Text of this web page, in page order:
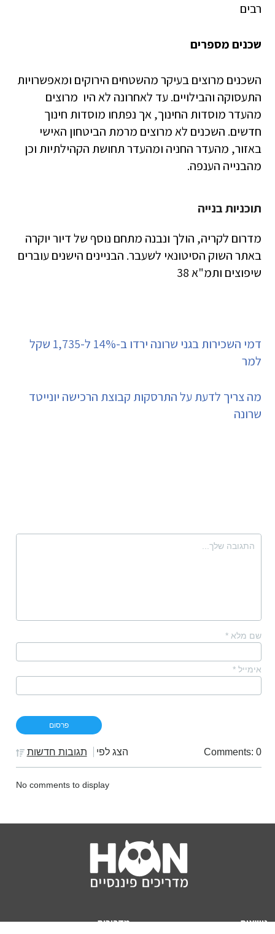
רבים
שכנים מספרים
השכנים מרוצים בעיקר מהשטחים הירוקים ומאפשרויות
התעסוקה והבילויים. עד לאחרונה לא היו מרוצים
מהעדר מוסדות החינוך, אך נפתחו מוסדות חינוך
חדשים. השכנים לא מרוצים מרמת הביטחון האישי
באזור, מהעדר החניה ומהעדר תחושת הקהילתיות וכן
מהבנייה הענפה.
תוכניות בנייה
מדרום לקריה, הולך ונבנה מתחם נוסף של דיור יוקרה
באתר השוק הסיטונאי לשעבר. הבניינים הישנים עוברים
שיפוצים ותמ"א 38
דמי השכירות בגני שרונה ירדו ב-14% ל-1,735 שקל
למר
מה צריך לדעת על התרסקות קבוצת הרכישה יונייטד
שרונה
שם מלא *
אימייל *
Comments: 0 הצג לפי תגובות חדשות
No comments to display
נושאים מדריכים